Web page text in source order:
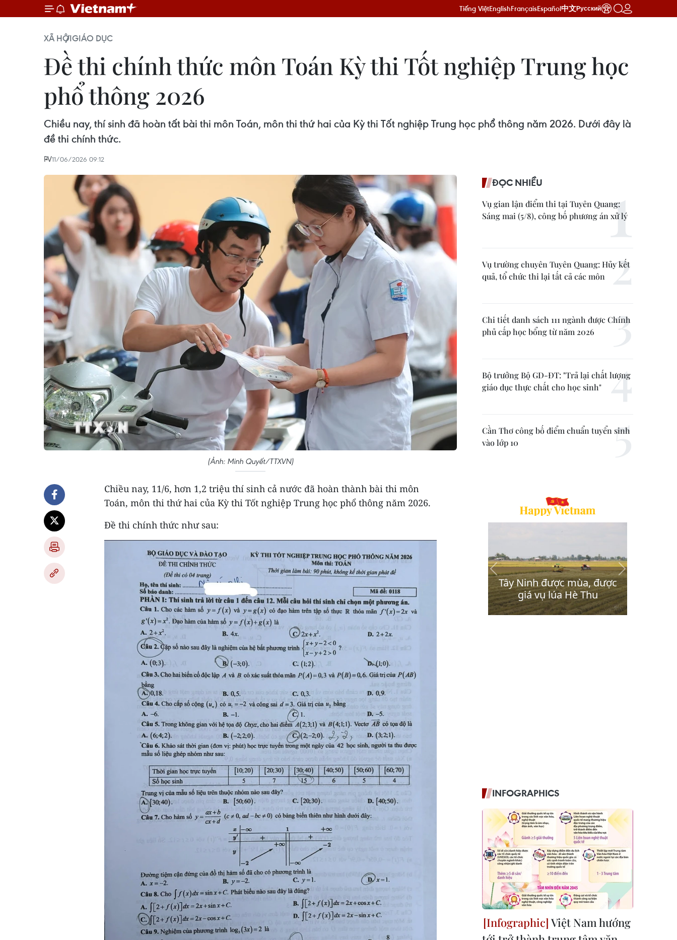
Tiếng ViệtEnglishFrançaisEspañol中文Русский
XÃ HỘIGIÁO DỤC
Đề thi chính thức môn Toán Kỳ thi Tốt nghiệp Trung học
phổ thông 2026
Chiều nay, thí sinh đã hoàn tất bài thi môn Toán, môn thi thứ hai của Kỳ thi Tốt nghiệp Trung học phổ thông năm 2026. Dưới đây là
đề thi chính thức.
PV11/06/2026 09:12
(Ảnh: Minh Quyết/TTXVN)
Chiều nay, 11/6, hơn 1,2 triệu thí sinh cả nước đã hoàn thành bài thi môn
Toán, môn thi thứ hai của Kỳ thi Tốt nghiệp Trung học phổ thông năm 2026.
Đề thi chính thức như sau:
ĐỌC NHIỀU
Vụ gian lận điểm thi tại Tuyên Quang:
Sáng mai (5/8), công bố phương án xử lý
Vụ trường chuyên Tuyên Quang: Hủy kết
quả, tổ chức thi lại tất cả các môn
Chi tiết danh sách 111 ngành được Chính
phủ cấp học bổng từ năm 2026
Bộ trưởng Bộ GD-ĐT: "Trả lại chất lượng
giáo dục thực chất cho học sinh"
Cần Thơ công bố điểm chuẩn tuyển sinh
vào lớp 10
INFOGRAPHICS
Việt Nam hướng